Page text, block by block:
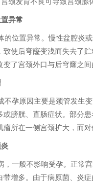
异常
的位置异常。慢性盆腔炎
致使后穹窿变浅而失去了
了宫颈外口与后穹窿之
不孕原因主要是颈管发生
或膀胱、直肠症状。部分
所在一侧宫颈扩大，而
，一般不影响受孕。正常
带增多。由于病原菌、炎